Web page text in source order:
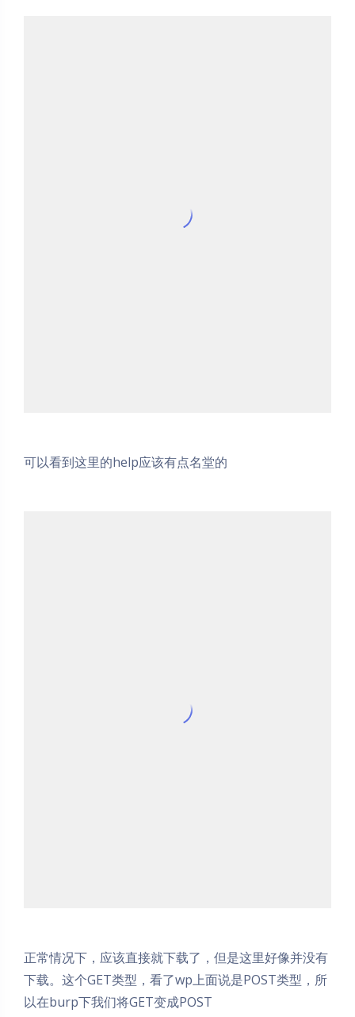
可以看到这里的help应该有点名堂的
正常情况下，应该直接就下载了，但是这里好像并没有
下载。这个GET类型，看了wp上面说是POST类型，所
以在burp下我们将GET变成POST